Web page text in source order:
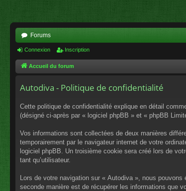
Forums
Connexion Inscription
Accueil du forum
Autodiva - Politique de confidentialité
Cette politique de confidentialité explique en détail
(désigné ci-après par « logiciel phpBB » et « phpBB
Vos informations sont collectées de deux manières
temporairement par le navigateur internet de votre
logiciel phpBB. Un troisième cookie sera créé lors de
tant qu’utilisateur.
Lors de votre navigation sur « Autodiva », nous
seconde manière est de récupérer les informations que